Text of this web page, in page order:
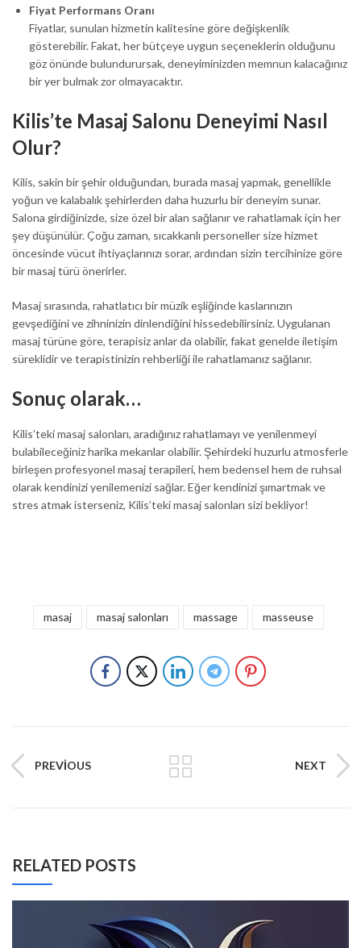
Fiyat Performans Oranı
Fiyatlar, sunulan hizmetin kalitesine göre değişkenlik
gösterebilir. Fakat, her bütçeye uygun seçeneklerin olduğunu
göz önünde bulundurursak, deneyiminizden memnun kalacağınız
bir yer bulmak zor olmayacaktır.
Kilis’te Masaj Salonu Deneyimi Nasıl
Olur?
Kilis, sakin bir şehir olduğundan, burada masaj yapmak, genellikle
yoğun ve kalabalık şehirlerden daha huzurlu bir deneyim sunar.
Salona girdiğinizde, size özel bir alan sağlanır ve rahatlamak için her
şey düşünülür. Çoğu zaman, sıcakkanlı personeller size hizmet
öncesinde vücut ihtiyaçlarınızı sorar, ardından sizin tercihinize göre
bir masaj türü önerirler.
Masaj sırasında, rahatlatıcı bir müzik eşliğinde kaslarınızın
gevşediğini ve zihninizin dinlendiğini hissedebilirsiniz. Uygulanan
masaj türüne göre, terapisiz anlar da olabilir, fakat genelde iletişim
süreklidir ve terapistinizin rehberliği ile rahatlamanız sağlanır.
Sonuç olarak…
Kilis’teki masaj salonları, aradığınız rahatlamayı ve yenilenmeyi
bulabileceğiniz harika mekanlar olabilir. Şehirdeki huzurlu atmosferle
birleşen profesyonel masaj terapileri, hem bedensel hem de ruhsal
olarak kendinizi yenilemenizi sağlar. Eğer kendinizi şımartmak ve
stres atmak isterseniz, Kilis’teki masaj salonları sizi bekliyor!
masaj masaj salonları massage masseuse
PREVIOUS NEXT
RELATED POSTS